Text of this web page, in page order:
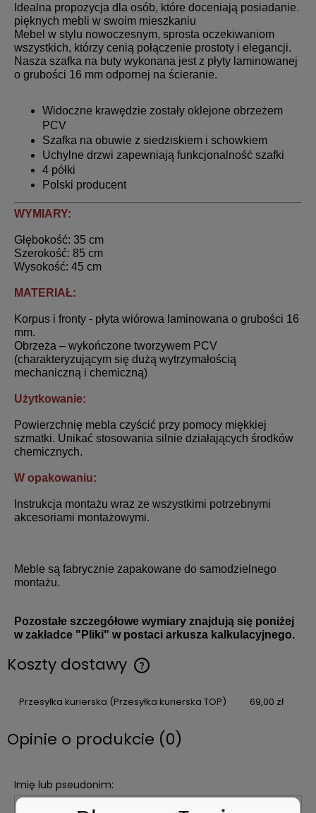
Idealna propozycja dla osób, które doceniają posiadanie.
pięknych mebli w swoim mieszkaniu
Mebel w stylu nowoczesnym, sprosta oczekiwaniom
wszystkich, którzy cenią połączenie prostoty i elegancji.
Nasza szafka na buty wykonana jest z płyty laminowanej
o grubości 16 mm odpornej na ścieranie.
Widoczne krawędzie zostały oklejone obrzeżem
PCV
Szafka na obuwie z siedziskiem i schowkiem
Uchylne drzwi zapewniają funkcjonalność szafki
4 półki
Polski producent
WYMIARY:
Głębokość: 35 cm
Szerokość: 85 cm
Wysokość: 45 cm
MATERIAŁ:
Korpus i fronty - płyta wiórowa laminowana o grubości 16
mm.
Obrzeża – wykończone tworzywem PCV
(charakteryzującym się dużą wytrzymałością
mechaniczną i chemiczną)
Użytkowanie:
Powierzchnię mebla czyścić przy pomocy miękkiej
szmatki. Unikać stosowania silnie działających środków
chemicznych.
W opakowaniu:
Instrukcja montażu wraz ze wszystkimi potrzebnymi
akcesoriami montażowymi.
Meble są fabrycznie zapakowane do samodzielnego
montażu.
Pozostałe szczegółowe wymiary znajdują się poniżej
w zakładce "Pliki" w postaci arkusza kalkulacyjnego.
Koszty dostawy
Przesyłka kurierska (Przesyłka kurierska TOP) 69,00 zł
Opinie o produkcie (0)
Imię lub pseudonim: